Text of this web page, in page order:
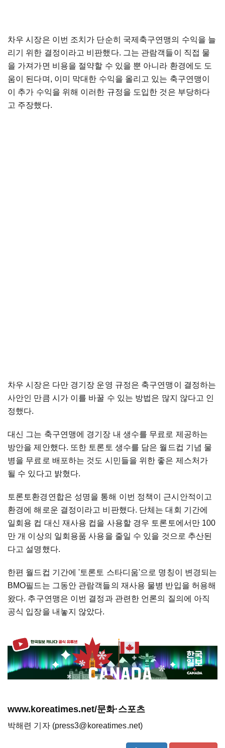
차우 시장은 이번 조치가 단순히 국제축구연맹의 수익을 늘
리기 위한 결정이라고 비판했다. 그는 관람객들이 직접 물
을 가져가면 비용을 절약할 수 있을 뿐 아니라 환경에도 도
움이 된다며, 이미 막대한 수익을 올리고 있는 축구연맹이
이 추가 수익을 위해 이러한 규정을 도입한 것은 부당하다
고 주장했다.
차우 시장은 다만 경기장 운영 규정은 축구연맹이 결정하는
사안인 만큼 시가 이를 바꿀 수 있는 방법은 많지 않다고 인
정했다.
대신 그는 축구연맹에 경기장 내 생수를 무료로 제공하는
방안을 제안했다. 또한 토론토 생수를 담은 월드컵 기념 물
병을 무료로 배포하는 것도 시민들을 위한 좋은 제스처가
될 수 있다고 밝혔다.
토론토환경연합은 성명을 통해 이번 정책이 근시안적이고
환경에 해로운 결정이라고 비판했다. 단체는 대회 기간에
일회용 컵 대신 재사용 컵을 사용할 경우 토론토에서만 100
만 개 이상의 일회용품 사용을 줄일 수 있을 것으로 추산된
다고 설명했다.
한편 월드컵 기간에 '토론토 스타디움'으로 명칭이 변경되는
BMO필드는 그동안 관람객들의 재사용 물병 반입을 허용해
왔다. 추구연맹은 이번 결정과 관련한 언론의 질의에 아직
공식 입장을 내놓지 않았다.
www.koreatimes.net/문화·스포츠
박해련 기자 (press3@koreatimes.net)